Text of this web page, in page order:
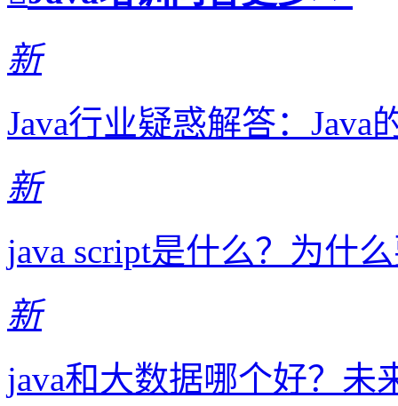
新
Java行业疑惑解答：
新
java script是什么？为什
新
java和大数据哪个好？未